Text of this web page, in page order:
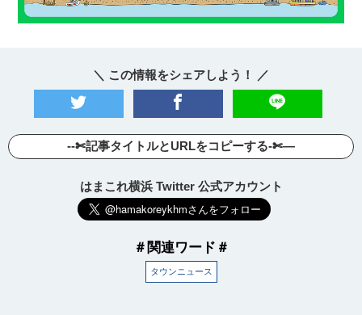
＼ この情報をシェアしよう！ ／
--✄記事タイトルとURLをコピーする-✄—
はまこれ横浜 Twitter 公式アカウント
＃関連ワード＃
タウンニュース